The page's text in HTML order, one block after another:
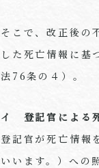
そこで、改正後の
した死亡情報に基
法 76条の４）。
イ 登記官による
登記官が死亡情報
いいます。）への